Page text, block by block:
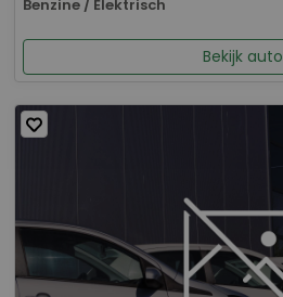
Benzine / Elektrisch
Bekijk auto